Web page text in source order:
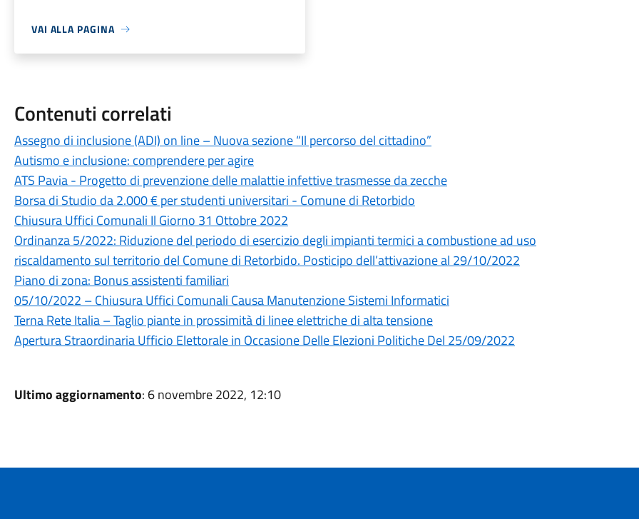
VAI ALLA PAGINA
Contenuti correlati
Assegno di inclusione (ADI) on line – Nuova sezione “Il percorso del cittadino”
Autismo e inclusione: comprendere per agire
ATS Pavia - Progetto di prevenzione delle malattie infettive trasmesse da zecche
Borsa di Studio da 2.000 € per studenti universitari - Comune di Retorbido
Chiusura Uffici Comunali Il Giorno 31 Ottobre 2022
Ordinanza 5/2022: Riduzione del periodo di esercizio degli impianti termici a combustione ad uso
riscaldamento sul territorio del Comune di Retorbido. Posticipo dell’attivazione al 29/10/2022
Piano di zona: Bonus assistenti familiari
05/10/2022 – Chiusura Uffici Comunali Causa Manutenzione Sistemi Informatici
Terna Rete Italia – Taglio piante in prossimità di linee elettriche di alta tensione
Apertura Straordinaria Ufficio Elettorale in Occasione Delle Elezioni Politiche Del 25/09/2022
Ultimo aggiornamento: 6 novembre 2022, 12:10